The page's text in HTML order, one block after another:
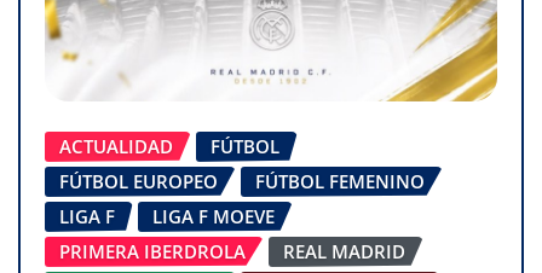
ACTUALIDAD
FÚTBOL
FÚTBOL EUROPEO
FÚTBOL FEMENINO
LIGA F
LIGA F MOEVE
PRIMERA IBERDROLA
REAL MADRID